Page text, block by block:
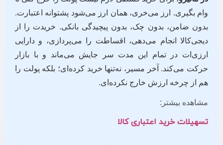
وام بگیری. ارز می‌خری، همان ارز می‌شود پشتوانه اعتبارت.
بدون ضامن، بدون چک، بدون پیچیدگی بانکی. خریدت را از
دیجی‌کالا انجام می‌دهی، اقساطت را می‌پردازی، و دارایی
ارزی‌ات در تمام این مدت سر جایش می‌ماند و با بازار
حرکت می‌کند. آخر مسیر، نه‌تنها خرید کرده‌ای؛ بلکه پولت را
هم از چرخه ارزش خارج نکرده‌ای.
مشاهده بیشتر:
تسهیلات خرید اعتباری کالا